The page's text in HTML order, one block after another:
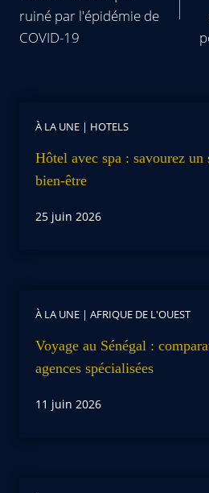
ruiné par l'épidémie de
COVID-19
À LA UNE | HOTELS
Hôtel avec spa : savourez un
bien-être
25 juin 2026
À LA UNE | AFRIQUE DE L'OUEST
Voyage au Sénégal :
agences spécialisées
11 juin 2026